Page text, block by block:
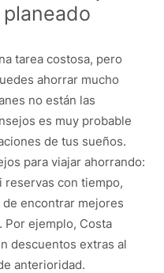
tarea costosa, pero
ahorrar mucho
no están las
es muy probable
de tus sueños.
para viajar ahorrando:
reservas con tiempo,
encontrar mejores
Por ejemplo, Costa
descuentos extras al
anterioridad.